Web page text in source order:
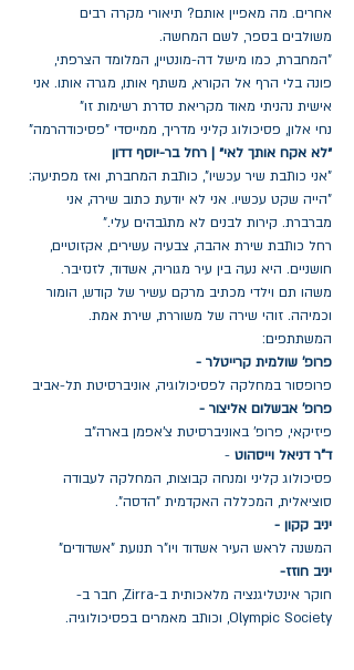
אחרים. מה מאפיין אותם? תיאורי מקרה רבים
משולבים בספר, לשם המחשה.
"המחברת, כמו מישל דה-מונטיין, המלומד הצרפתי,
פונה בלי הרף אל הקורא, משתף אותו, מגרה אותו. אני
אישית נהניתי מאוד מקריאת סדרת רשימות זו"
נחי אלון, פסיכולוג קליני מדריך, ממייסדי "פסיכודהרמה"
״לא אקח אותך לאי״ | רחל בר-יוסף דדון
"אני כותבת שיר עכשיו", כותבת המחברת, ואז מפתיעה:
"הייה שקט עכשיו. אני לא יודעת כתוב שירה, אני
מברברת. קירות לבנים לא מתגבהים עלי."
רחל כותבת שירת אהבה, צבעיה עשירים, אקזוטיים,
חושניים. היא נעה בין עיר מגוריה, אשדוד, לזנזיבר.
משהו תם וילדי מכתיב מרקם עשיר של קודש, הומור
וכמיהה. זוהי שירה של משוררת, שירת אמת.
המשתתפים:
פרופ' שולמית קרייטלר -
פרופסור במחלקה לפסיכולוגיה, אוניברסיטת תל-אביב
פרופ' אבשלום אליצור -
פיזיקאי, פרופ' באוניברסיטת צ'אפמן בארה"ב
ד"ר דניאל וייסהוט -
פסיכולוג קליני ומנחה קבוצות, המחלקה לעבודה
סוציאלית, המכללה האקדמית "הדסה".
יניב קקון -
המשנה לראש העיר אשדוד ויו"ר תנועת "אשדודים"
יניב חוזז-
חוקר אינטליגנציה מלאכותית ב-Zirra, חבר ב-
Olympic Society, וכותב מאמרים בפסיכולוגיה.